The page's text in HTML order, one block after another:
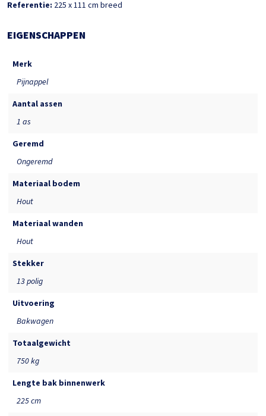
Referentie: 225 x 111 cm breed
EIGENSCHAPPEN
Merk
Pijnappel
Aantal assen
1 as
Geremd
Ongeremd
Materiaal bodem
Hout
Materiaal wanden
Hout
Stekker
13 polig
Uitvoering
Bakwagen
Totaalgewicht
750 kg
Lengte bak binnenwerk
225 cm